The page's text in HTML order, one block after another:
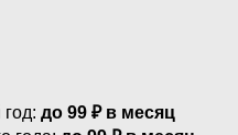
до 99 ₽ в месяц